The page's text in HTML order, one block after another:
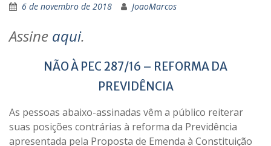
6 de novembro de 2018 JoaoMarcos
Assine aqui.
NÃO À PEC 287/16 – REFORMA DA
PREVIDÊNCIA
As pessoas abaixo-assinadas vêm a público reiterar
suas posições contrárias à reforma da Previdência
apresentada pela Proposta de Emenda à Constituição